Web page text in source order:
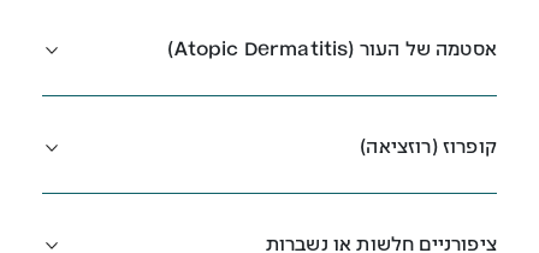
אסטמה של העור (Atopic Dermatitis)
קופרוז (רוזציאה)
ציפורניים חלשות או נשברות